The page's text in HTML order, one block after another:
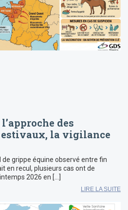
des
estivaux, la vigilance
de grippe équine observé entre fin
en recul, plusieurs cas ont de
2026 en […]
LIRE LA SUITE